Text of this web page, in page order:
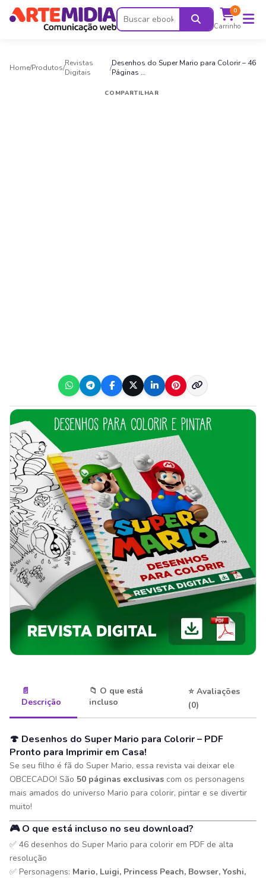
0
Carrinho
Home/Produtos/Revistas
Digitais
/Desenhos do Super Mario para Colorir – 46
Páginas …
COMPARTILHAR
📄
Descrição
📁 O que está
incluso
⭐ Avaliações
(0)
🍄 Desenhos do Super Mario para Colorir – PDF
Pronto para Imprimir em Casa!
Se seu filho é fã do Super Mario, essa revista vai deixar ele
OBCECADO! São 50 páginas exclusivas com os personagens
mais amados do universo Mario para colorir, pintar e se divertir
muito!
🎮 O que está incluso no seu download?
✅ 46 desenhos do Super Mario para colorir em PDF de alta
resolução
✅ Personagens: Mario, Luigi, Princess Peach, Bowser, Yoshi,